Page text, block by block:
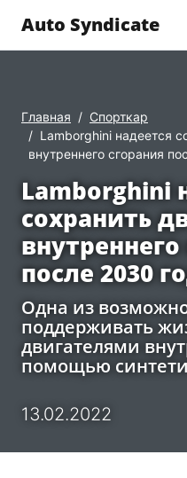
Auto Syndicate
Главная
Спорткар
Lamborghini надеется
внутреннего сгорания
Lamborghini
сохранить
после 2030
Одна из
поддерживать
двигателями
помощью
13.02.2022